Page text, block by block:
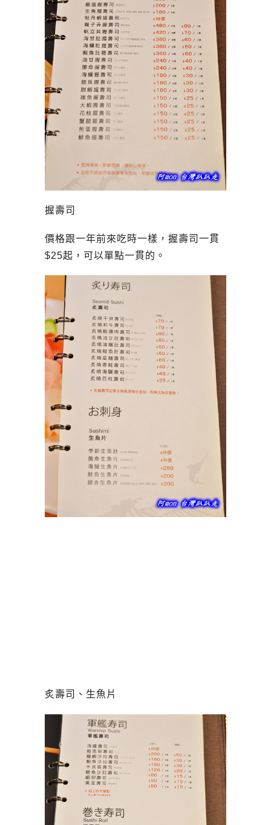
握壽司
價格跟一年前來吃時一樣，握壽司一貫
$25起，可以單點一貫的。
炙壽司、生魚片